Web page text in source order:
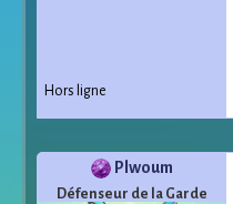
Hors ligne
Plwoum
Défenseur de la Garde